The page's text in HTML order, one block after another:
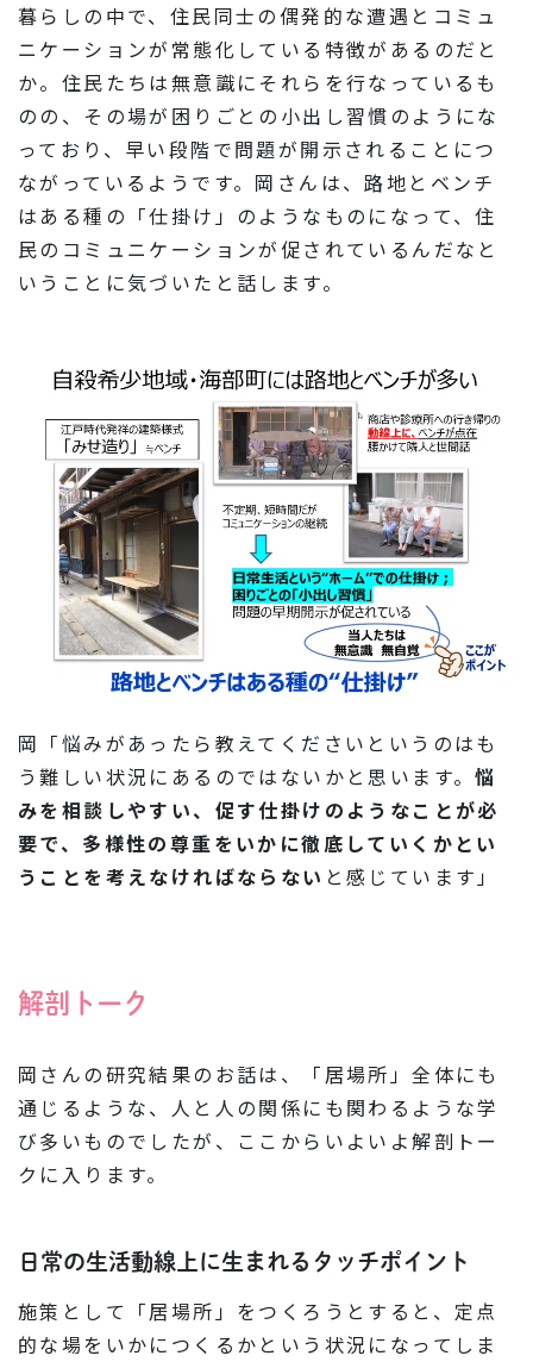
暮らしの中で、住民同士の偶発的な遭遇とコミュ
ニケーションが常態化している特徴があるのだと
か。住民たちは無意識にそれらを行なっているも
のの、その場が困りごとの小出し習慣のようにな
っており、早い段階で問題が開示されることにつ
ながっているようです。岡さんは、路地とベンチ
はある種の「仕掛け」のようなものになって、住
民のコミュニケーションが促されているんだなと
いうことに気づいたと話します。
岡「悩みがあったら教えてくださいというのはも
う難しい状況にあるのではないかと思います。悩
みを相談しやすい、促す仕掛けのようなことが必
要で、多様性の尊重をいかに徹底していくかとい
うことを考えなければならない と感じています」
解剖トーク
岡さんの研究結果のお話は、「居場所」全体にも
通じるような、人と人の関係にも関わるような学
び多いものでしたが、ここからいよいよ解剖トー
クに入ります。
日常の生活動線上に生まれるタッチポイント
施策として「居場所」をつくろうとすると、定点
的な場をいかにつくるかという状況になってしま